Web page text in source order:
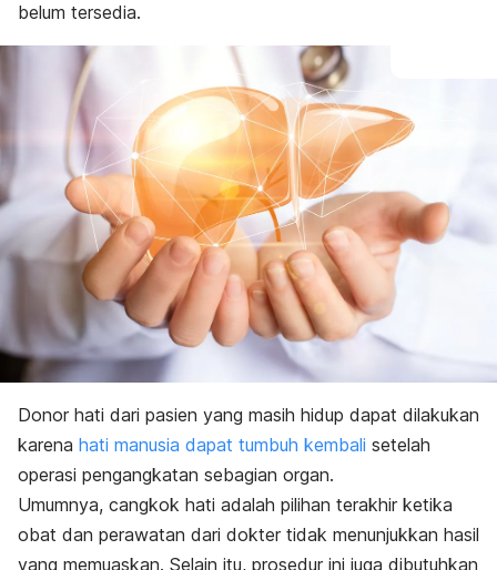
belum tersedia.
Donor hati dari pasien yang masih hidup dapat dilakukan
karena hati manusia dapat tumbuh kembali setelah
operasi pengangkatan sebagian organ.
Umumnya, cangkok hati adalah pilihan terakhir ketika
obat dan perawatan dari dokter tidak menunjukkan hasil
yang memuaskan. Selain itu, prosedur ini juga dibutuhkan